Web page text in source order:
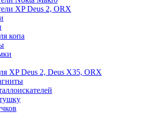
XP Deus 2, ORX
копа
XP Deus 2, Deus X35, ORX